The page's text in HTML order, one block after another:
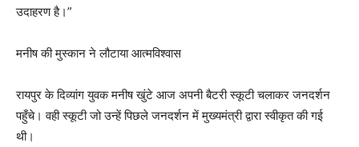
उदाहरण है।”
मनीष की मुस्कान ने लौटाया आत्मविश्वास
रायपुर के दिव्यांग युवक मनीष खुंटे आज अपनी बैटरी स्कूटी चलाकर जनदर्शन
पहुँचे। वही स्कूटी जो उन्हें पिछले जनदर्शन में मुख्यमंत्री द्वारा स्वीकृत की गई
थी।